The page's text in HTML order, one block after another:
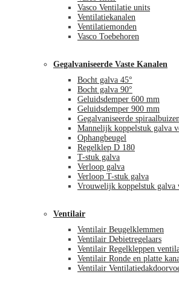
Vasco Ventilatie units
Ventilatiekanalen
Ventilatiemonden
Vasco Toebehoren
Gegalvaniseerde Vaste Kanalen
Bocht galva 45°
Bocht galva 90°
Geluidsdemper 600 mm
Geluidsdemper 900 mm
Gegalvaniseerde
Mannelijk koppelstuk galva
Ophangbeugel
Regelklep D 180
T-stuk galva
Verloop galva
Verloop T-stuk galva
Vrouwelijk koppelstuk galva
Ventilair
Ventilair Beugelklemmen
Ventilair Debietregelaars
Ventilair Regelkleppen
Ventilair Ronde en platte
Ventilair